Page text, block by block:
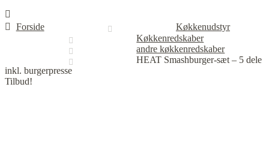
Forside
Køkkenudstyr
Køkkenredskaber
andre køkkenredskaber
HEAT Smashburger-sæt – 5 dele
inkl. burgerpresse
Tilbud!